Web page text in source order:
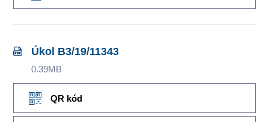
Úkol B3/19/11343
0.39MB
QR kód